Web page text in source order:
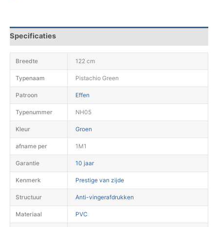
Specificaties
Breedte 122 cm
Typenaam Pistachio Green
Patroon Effen
Typenummer NH05
Kleur Groen
afname per 1M1
Garantie 10 jaar
Kenmerk Prestige van zijde
Structuur Anti-vingerafdrukken
Materiaal PVC